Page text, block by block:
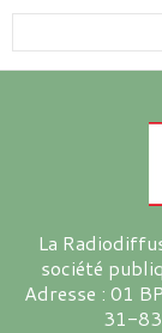
La
société
Adresse : 01
31-